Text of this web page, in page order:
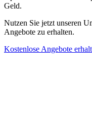
Geld.
Nutzen Sie jetzt unseren
Angebote zu erhalten.
Kostenlose Angebote